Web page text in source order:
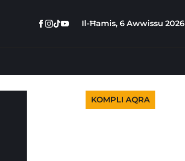
Facebook
Instagram
Tiktok
YoutubeIl-Ħamis, 6 Awwissu 2026
KOMPLI AQRA